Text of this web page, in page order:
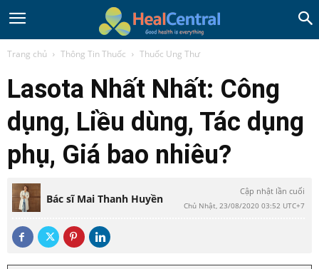
Trang chủ Thông Tin Thuốc Thuốc Ung Thư
Lasota Nhất Nhất: Công
dụng, Liều dùng, Tác dụng
phụ, Giá bao nhiêu?
Bác sĩ Mai Thanh Huyền
Cập nhật lần cuối
Chủ Nhật, 23/08/2020 03:52 UTC+7